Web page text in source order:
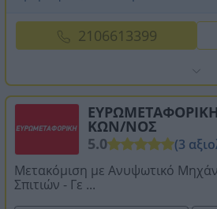
2106613399
ΚΩΝ/ΝΟΣ
5.0
(3
Μετακόμιση με Ανυψωτικό
Σπιτιών - Γε ...